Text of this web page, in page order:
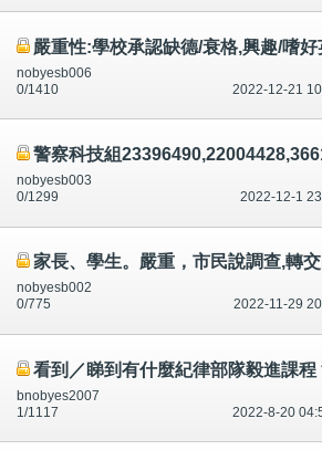
嚴重性:學校承認缺德/衰格,興趣/嗜好英文,國語,粵語書寫聆聽說話等等都錯,集
nobyesb006
2022-12-21
0/1410
警察科技組23396490,22004428,36617601有參與有份,車禍殺人？
nobyesb003
2022-12-1
0/1299
家長、學生。嚴重，市民說調查,轉交國際刑警、聯合國刑警(警察)。如果有193個
nobyesb002
2022-11-29
0/775
看到／睇到有什麼紀律部隊毅進課程？學生不要報
bnobyes2007
2022-8-20
1/1117